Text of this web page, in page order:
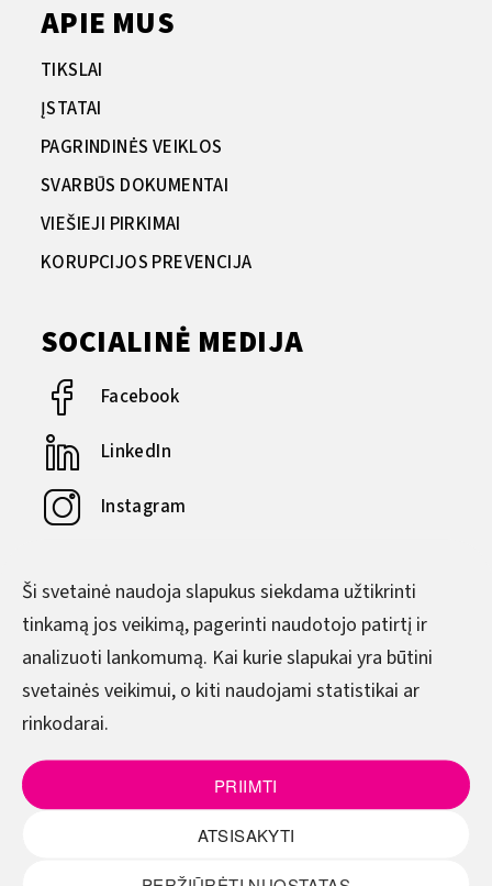
Ši svetainė naudoja slapukus siekdama užtikrinti
tinkamą jos veikimą, pagerinti naudotojo patirtį ir
analizuoti lankomumą. Kai kurie slapukai yra būtini
svetainės veikimui, o kiti naudojami statistikai ar
rinkodarai.
PRIIMTI
ATSISAKYTI
APIE MUS
TIKSLAI
ĮSTATAI
PAGRINDINĖS VEIKLOS
SVARBŪS DOKUMENTAI
VIEŠIEJI PIRKIMAI
KORUPCIJOS PREVENCIJA
SOCIALINĖ MEDIJA
Facebook
LinkedIn
Instagram
DARBO LAIKAS
Pirmadienis–Ketvirtadienis
8.00–17.00
8.00–15.45